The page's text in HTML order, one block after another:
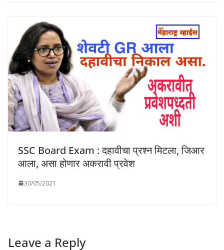
SSC Board Exam : दहावीचा प्रश्न मिटला, जिआर
आला, असा होणार अकरावी प्रवेश
30/05/2021
Leave a Reply